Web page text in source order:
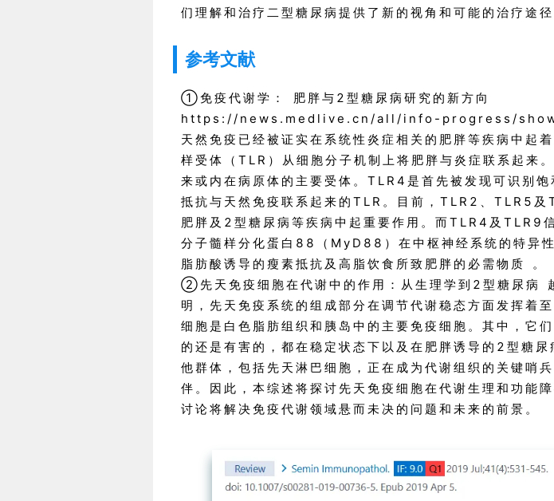
们理解和治疗二型糖尿病提供了新的视角和可能的治疗途径
参考文献
①免疫代谢学： 肥胖与2型糖尿病研究的新方向
https://news.medlive.cn/all/info-progress/
天然免疫已经被证实在系统性炎症相关的肥胖等疾病中起
样受体（TLR）从细胞分子机制上将肥胖与炎症联系起来
来或内在病原体的主要受体。TLR4是首先被发现可识别饱
抵抗与天然免疫联系起来的TLR。目前，TLR2、TLR5及
肥胖及2型糖尿病等疾病中起重要作用。而TLR4及TLR9
分子髓样分化蛋白88（MyD88）在中枢神经系统的特异
脂肪酸诱导的瘦素抵抗及高脂饮食所致肥胖的必需物质 。
②先天免疫细胞在代谢中的作用：从生理学到2型糖尿病
明，先天免疫系统的组成部分在调节代谢稳态方面发挥着
细胞是白色脂肪组织和胰岛中的主要免疫细胞。其中，它
的还是有害的，都在稳定状态下以及在肥胖诱导的2型糖尿
他群体，包括先天淋巴细胞，正在成为代谢组织的关键哨
伴。因此，本综述将探讨先天免疫细胞在代谢生理和功能障
讨论将解决免疫代谢领域悬而未决的问题和未来的前景。